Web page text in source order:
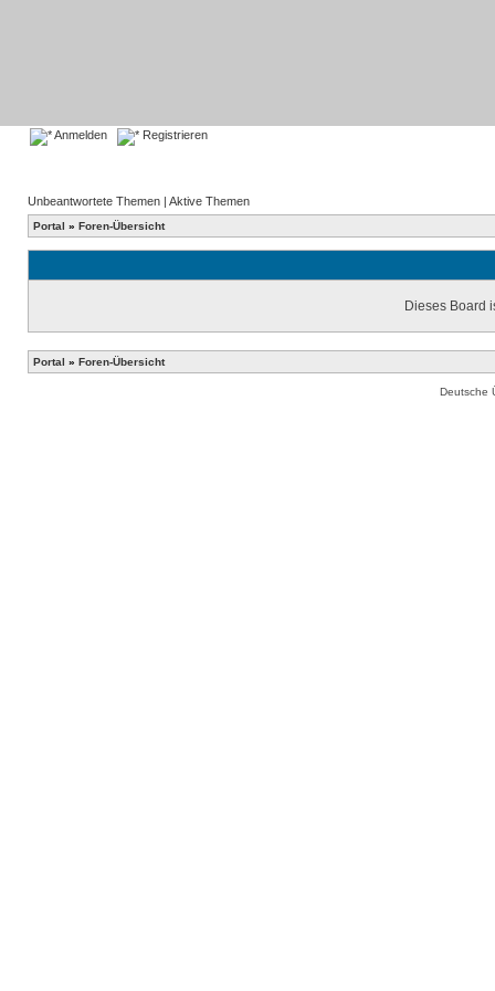
Anmelden Registrieren
Unbeantwortete Themen | Aktive Themen
Portal » Foren-Übersicht
Dieses Board
Portal » Foren-Übersicht
Deutsche